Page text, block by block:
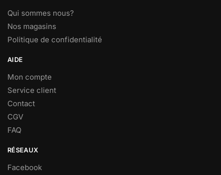
Qui sommes nous?
Nos magasins
Politique de confidentialité
AIDE
Mon compte
Service client
Contact
CGV
FAQ
RÉSEAUX
Facebook